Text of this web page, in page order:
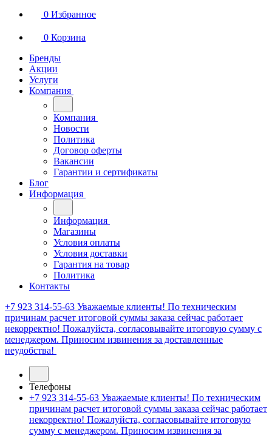
0 Избранное
0 Корзина
Бренды
Акции
Услуги
Компания
Компания
Новости
Политика
Договор оферты
Вакансии
Гарантии и сертификаты
Блог
Информация
Информация
Магазины
Условия оплаты
Условия доставки
Гарантия на товар
Политика
Контакты
+7 923 314-55-63 Уважаемые клиенты! По техническим
причинам расчет итоговой суммы заказа сейчас работает
некорректно! Пожалуйста, согласовывайте итоговую сумму с
менеджером. Приносим извинения за доставленные
неудобства!
Телефоны
+7 923 314-55-63 Уважаемые клиенты! По техническим
причинам расчет итоговой суммы заказа сейчас работает
некорректно! Пожалуйста, согласовывайте итоговую
сумму с менеджером. Приносим извинения за